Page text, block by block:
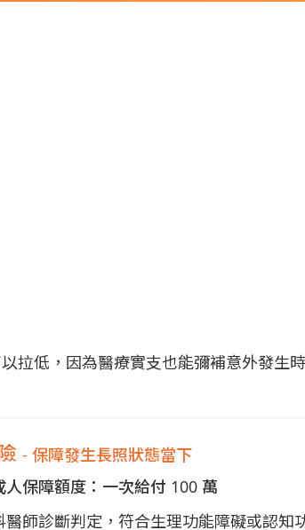
拉低，因為醫療實支也能彌補意外發生
- 保障發生長照狀態當下
人保障額度：一次給付 100 萬
醫師診斷判定，符合生理功能障礙或認知